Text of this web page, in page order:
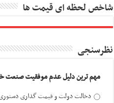
شاخص لحظه ای قیمت ها
نظرسنجی
مهم ترین دلیل عدم موفقیت صنعت
دخالت دولت و قیمت گذاری